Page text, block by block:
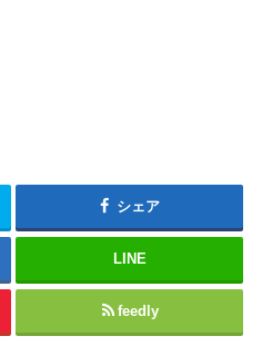
シェア
LINE
feedly